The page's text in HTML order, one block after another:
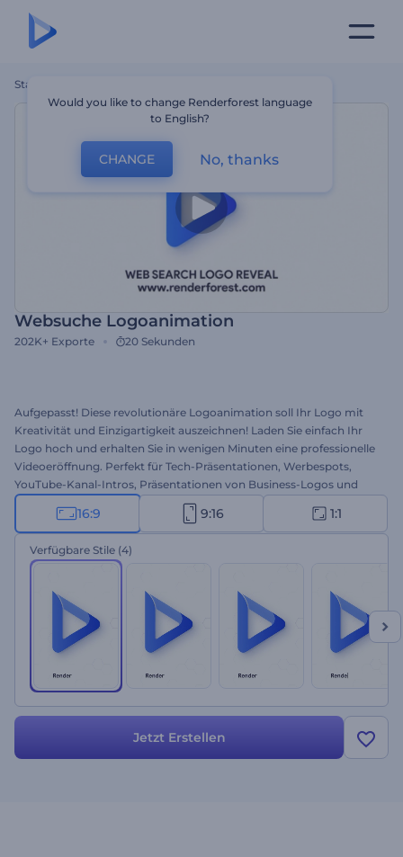
Startseite
Websuche Logoanimation
202K+ Exporte 20 Sekunden
Aufgepasst! Diese revolutionäre Logoanimation soll Ihr Logo mit
Kreativität und Einzigartigkeit auszeichnen! Laden Sie einfach Ihr
Logo hoch und erhalten Sie in wenigen Minuten eine professionelle
Videoeröffnung. Perfekt für Tech-Präsentationen, Werbespots,
YouTube-Kanal-Intros, Präsentationen von Business-Logos und
vieles mehr. Was brauchen Sie noch für ein perfektes Logo? Testen
Sie Websuche Logoanimation gleich kostenlos!
16:9 9:16 1:1
Verfügbare Stile (4)
Jetzt Erstellen
Would you like to change Renderforest language
to English?
CHANGE No, thanks